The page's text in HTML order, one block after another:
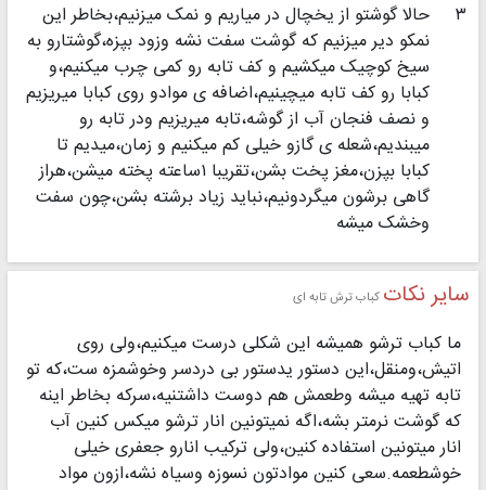
۳
حالا گوشتو از یخچال در میاریم و نمک میزنیم،بخاطر این
نمکو دیر میزنیم که گوشت سفت نشه وزود بپزه،گوشتارو به
سیخ کوچیک میکشیم و کف تابه رو کمی چرب میکنیم،و
کبابا رو کف تابه میچینیم،اضافه ی موادو روی کبابا میریزیم
و نصف فنجان آب از گوشه،تابه میریزیم ودر تابه رو
میبندیم،شعله ی گازو خیلی کم میکنیم و زمان،میدیم تا
کبابا بپزن،مغز پخت بشن،تقریبا ۱ساعته پخته میشن،هراز
گاهی برشون میگردونیم،نباید زیاد برشته بشن،چون سفت
وخشک میشه
سایر نکات کباب ترش تابه ای
ما کباب ترشو همیشه این شکلی درست میکنیم،ولی روی
اتیش،ومنقل،این دستور یدستور بی دردسر وخوشمزه ست،که تو
تابه تهیه میشه وطعمش هم دوست داشتنیه،سرکه بخاطر اینه
که گوشت نرمتر بشه،اگه نمیتونین انار ترشو میکس کنین آب
انار میتونین استفاده کنین،ولی ترکیب انارو جعفری خیلی
خوشطعمه.سعی کنین موادتون نسوزه وسیاه نشه،ازون مواد